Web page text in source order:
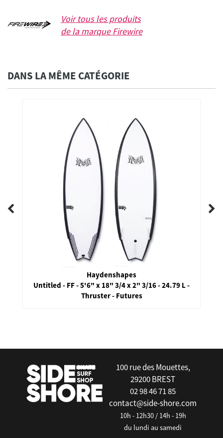
Voir tous les produits
de la marqueFirewire
DANS LA MÊME CATÉGORIE
Haydenshapes
Untitled - FF - 5'6" x 18" 3/4 x 2" 3/16 - 24.79 L -
Thruster - Futures
100 rue des Mouettes,
29200 BREST
02 98 46 71 85
contact@side-shore.com
10h - 12h30 / 14h - 19h
du lundi au samedi